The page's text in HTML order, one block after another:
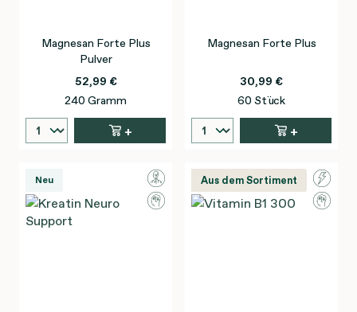
Magnesan Forte Plus
Pulver
52,99 €
240 Gramm
+
Magnesan Forte Plus
30,99 €
60 Stück
+
Neu Aus dem Sortiment